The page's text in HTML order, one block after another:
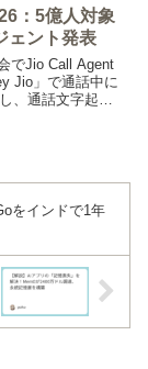
ゲージメント向
を深掘り。
：5億人対象
ェント発表
でJio Call Agent
Jio」で通話中に
、通話文字起こ
をインドで1年